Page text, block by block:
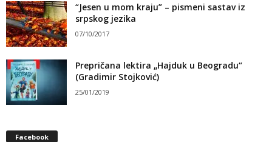
“Jesen u mom kraju” – pismeni sastav iz
srpskog jezika
07/10/2017
Prepričana lektira „Hajduk u Beogradu“
(Gradimir Stojković)
25/01/2019
Facebook